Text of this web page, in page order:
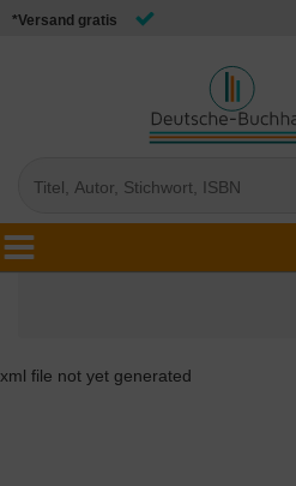
*Versand gratis
xml file not yet generated